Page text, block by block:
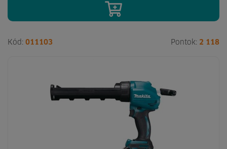
Kód: 011103 Pontok: 2 118